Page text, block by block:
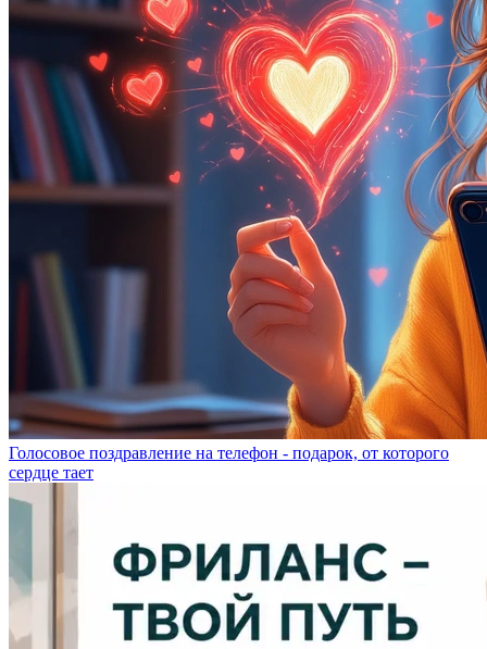
Голосовое поздравление на телефон - подарок, от которого
сердце тает